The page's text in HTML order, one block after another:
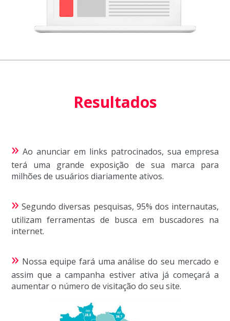
Resultados
» Ao anunciar em links patrocinados, sua empresa
terá uma grande exposição de sua marca para
milhões de usuários diariamente ativos.
» Segundo diversas pesquisas, 95% dos internautas,
utilizam ferramentas de busca em buscadores na
internet.
» Nossa equipe fará uma análise do seu mercado e
assim que a campanha estiver ativa já começará a
aumentar o número de visitação do seu site.